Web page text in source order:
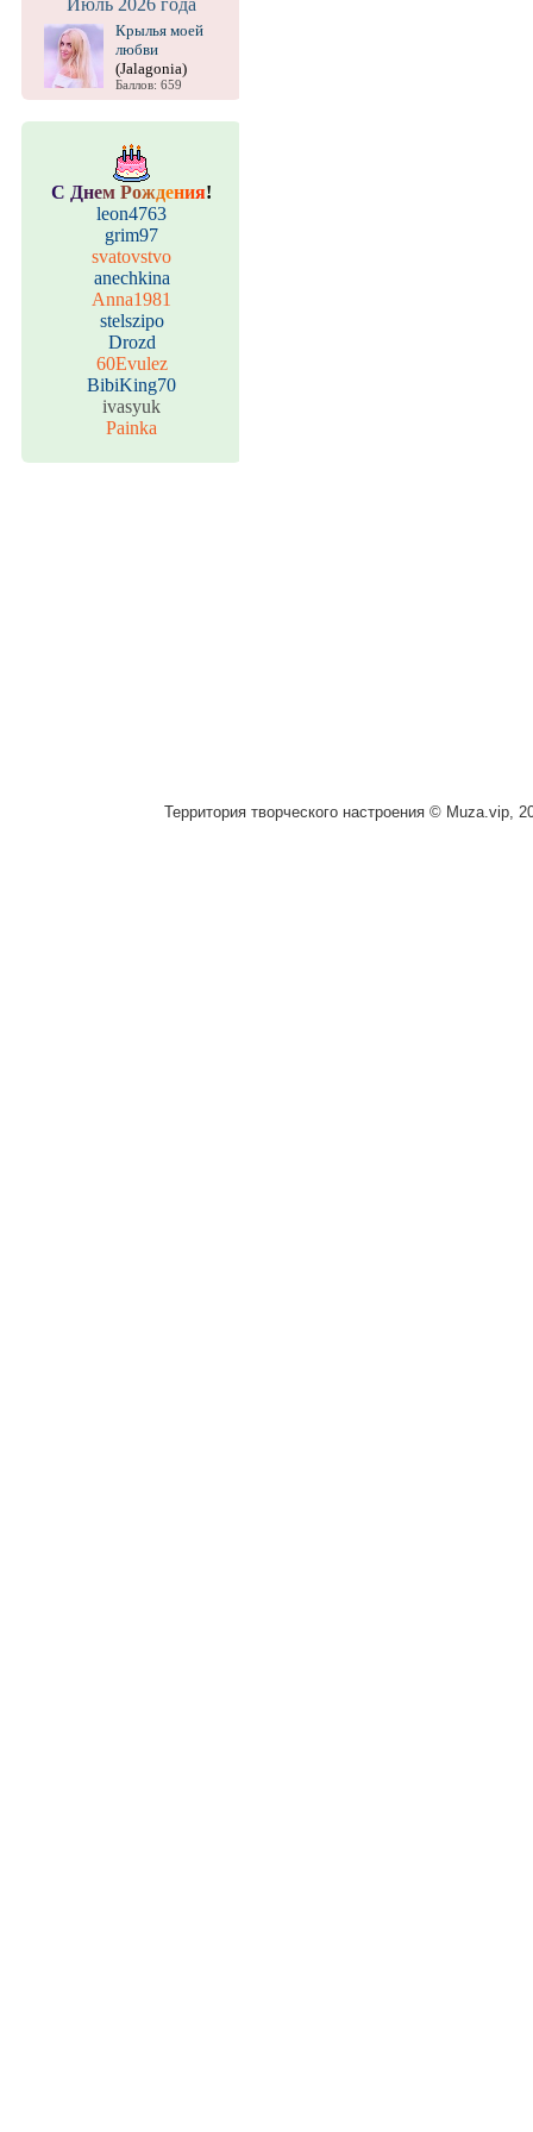
Июль 2026 года
Крылья моей
любви
(Jalagonia)
Баллов: 659
С Днем Рождения!
leon4763
grim97
svatovstvo
anechkina
Anna1981
stelszipo
Drozd
60Evulez
BibiKing70
ivasyuk
Painka
Территория творческого настроения © Muza.vip,